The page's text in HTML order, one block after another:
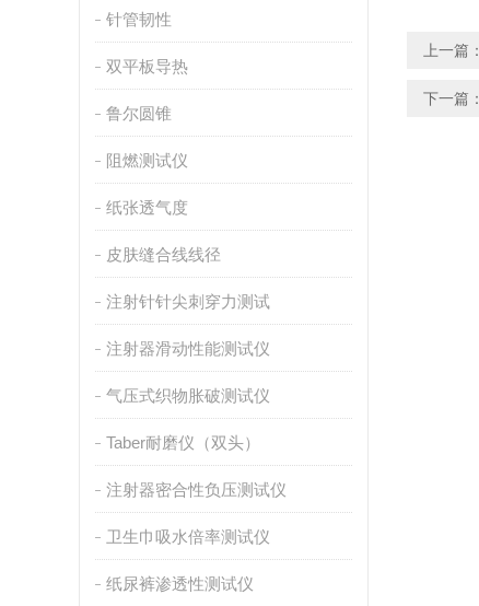
针管韧性
双平板导热
鲁尔圆锥
阻燃测试仪
纸张透气度
皮肤缝合线线径
注射针针尖刺穿力测试
注射器滑动性能测试仪
气压式织物胀破测试仪
Taber耐磨仪（双头）
注射器密合性负压测试仪
卫生巾吸水倍率测试仪
纸尿裤渗透性测试仪
上一篇：
下一篇：